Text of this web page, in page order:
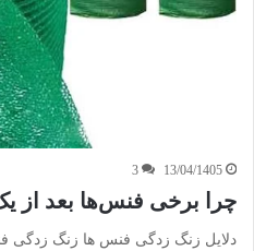
13/04/1405
3
چرا برخی فنس‌ها بعد از
دلایل زنگ زدگی فنس ها زنگ زدگی